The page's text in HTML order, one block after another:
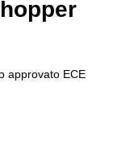
approvato ECE